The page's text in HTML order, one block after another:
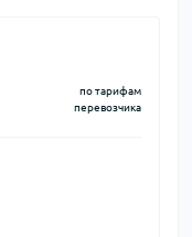
по тарифам
перевозчика